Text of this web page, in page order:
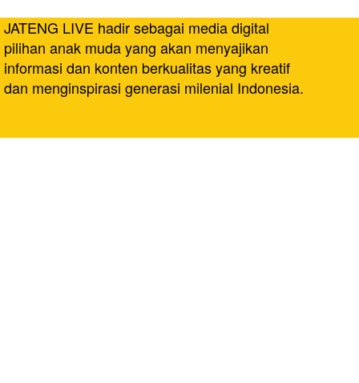
JATENG LIVE hadir sebagai media digital
pilihan anak muda yang akan menyajikan
informasi dan konten berkualitas yang kreatif
dan menginspirasi generasi milenial Indonesia.